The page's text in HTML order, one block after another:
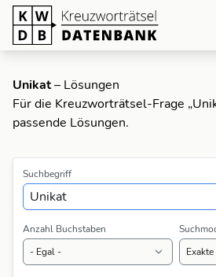
Unikat– Lösungen
Für die Kreuzworträtsel-Frage
passende Lösungen.
Suchbegriff
Anzahl Buchstaben